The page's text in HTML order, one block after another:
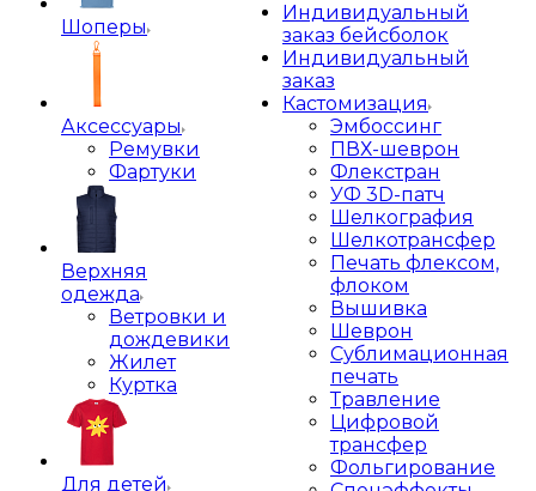
Шоперы
Аксессуары
Ремувки
Фартуки
Верхняя
одежда
Ветровки и
дождевики
Жилет
Куртка
Для детей
Индивидуальный
заказ бейсболок
Индивидуальный
заказ
Кастомизация
Эмбоссинг
ПВХ-шеврон
Флекстран
УФ 3D-патч
Шелкография
Шелкотрансфер
Печать флексом,
флоком
Вышивка
Шеврон
Сублимационная
печать
Травление
Цифровой
трансфер
Фольгирование